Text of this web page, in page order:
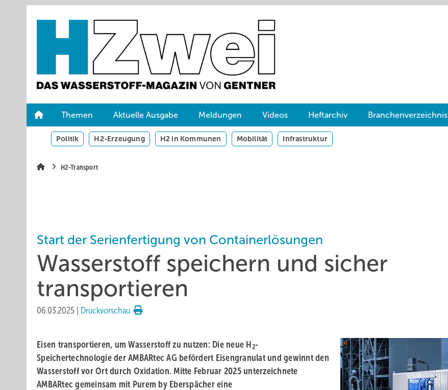
Themen Aktuelle Ausgabe Meldungen Videos Heftarchiv Branchenverzeichnis
Politik H2-Erzeugung H2 in Kommunen Mobilität Infrastruktur
H2-Transport
Start der Serienfertigung von Containerlösungen
Wasserstoff speichern und sicher
transportieren
06.03.2025 Druckvorschau
Eisen transportieren, um Wasserstoff zu nutzen: Die neue H 2-
Speichertechnologie der AMBARtec AG befördert Eisengranulat und gewinnt den
Wasserstoff vor Ort durch Oxidation. Mitte Februar 2025 unterzeichnete
AMBARtec gemeinsam mit Purem by Eberspächer eine